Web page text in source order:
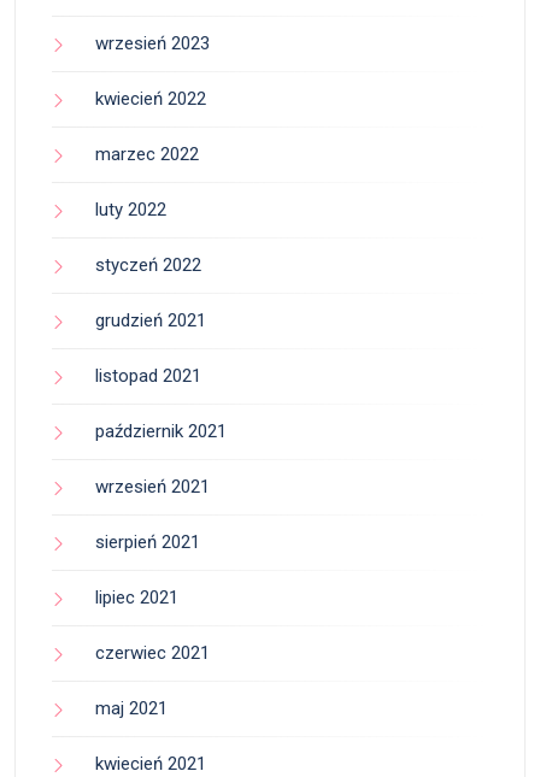
wrzesień 2023
kwiecień 2022
marzec 2022
luty 2022
styczeń 2022
grudzień 2021
listopad 2021
październik 2021
wrzesień 2021
sierpień 2021
lipiec 2021
czerwiec 2021
maj 2021
kwiecień 2021